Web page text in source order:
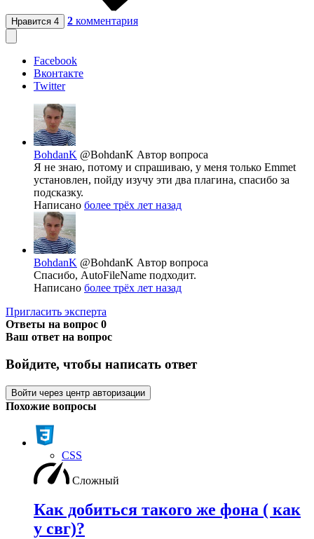
Нравится 4 2 комментария
Facebook
Вконтакте
Twitter
BohdanK @BohdanK Автор вопроса
Я не знаю, потому и спрашиваю, у меня только Emmet
установлен, пойду изучу эти два плагина, спасибо за
подсказку.
Написано более трёх лет назад
BohdanK @BohdanK Автор вопроса
Спасибо, AutoFileName подходит.
Написано более трёх лет назад
Пригласить эксперта
Ответы на вопрос 0
Ваш ответ на вопрос
Войдите, чтобы написать ответ
Войти через центр авторизации
Похожие вопросы
CSS
Сложный
Как добиться такого же фона ( как
у свг)?